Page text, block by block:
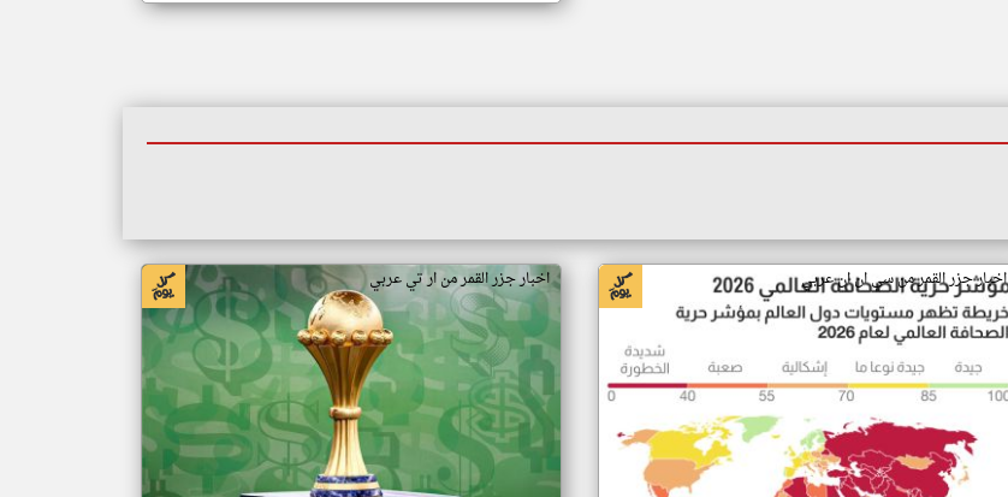
اخبار جزر القمر من سي ان ان عربي اخبار جزر القمر من ار تي عربي